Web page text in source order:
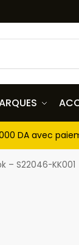
DA avec
– S22046-KK001